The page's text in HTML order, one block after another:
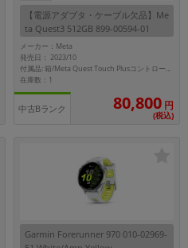
【電源アダプタ・ケーブル欠品】Me
ta Quest3 512GB 899-00594-01
メーカー：Meta
発売日： 2023/10
付属品: 箱/Meta Quest Touch Plusコントローラーx2/接顔部
在庫数：1
中古Bランク 80,800 円
(税込)
Garmin Forerunner 970 010-02969-